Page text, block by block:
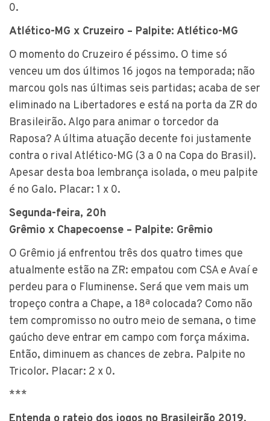
0.
Atlético-MG x Cruzeiro – Palpite: Atlético-MG
O momento do Cruzeiro é péssimo. O time só
venceu um dos últimos 16 jogos na temporada; não
marcou gols nas últimas seis partidas; acaba de ser
eliminado na Libertadores e está na porta da ZR do
Brasileirão. Algo para animar o torcedor da
Raposa? A última atuação decente foi justamente
contra o rival Atlético-MG (3 a 0 na Copa do Brasil).
Apesar desta boa lembrança isolada, o meu palpite
é no Galo. Placar: 1 x 0.
Segunda-feira, 20h
Grêmio x Chapecoense – Palpite: Grêmio
O Grêmio já enfrentou três dos quatro times que
atualmente estão na ZR: empatou com CSA e Avaí e
perdeu para o Fluminense. Será que vem mais um
tropeço contra a Chape, a 18ª colocada? Como não
tem compromisso no outro meio de semana, o time
gaúcho deve entrar em campo com força máxima.
Então, diminuem as chances de zebra. Palpite no
Tricolor. Placar: 2 x 0.
***